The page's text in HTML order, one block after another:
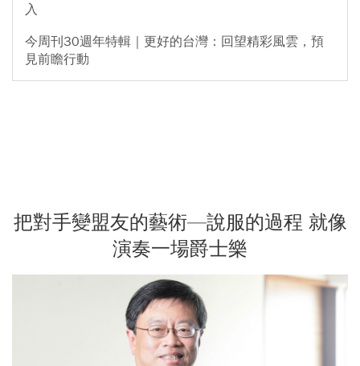
入
今周刊30週年特輯｜更好的台灣：回望精彩風雲，預
見前瞻行動
把對手變盟友的藝術—說服的過程 就像
演奏一場爵士樂